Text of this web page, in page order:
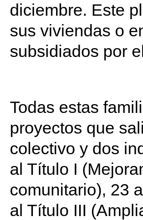
diciembre. Este
sus viviendas o
subsidiados por
Todas estas
proyectos que
colectivo y dos
al Título I
comunitario), 23
al Título III